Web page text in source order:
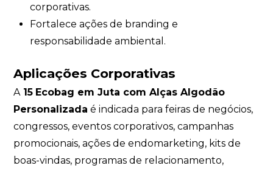
corporativas.
Fortalece ações de branding e
responsabilidade ambiental.
Aplicações Corporativas
A15 Ecobag em Juta com Alças Algodão
Personalizada é indicada para feiras de negócios,
congressos, eventos corporativos, campanhas
promocionais, ações de endomarketing, kits de
boas-vindas, programas de relacionamento,